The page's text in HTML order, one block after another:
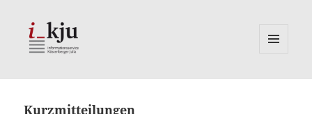
WIDGETS
Kurzmitteilungen